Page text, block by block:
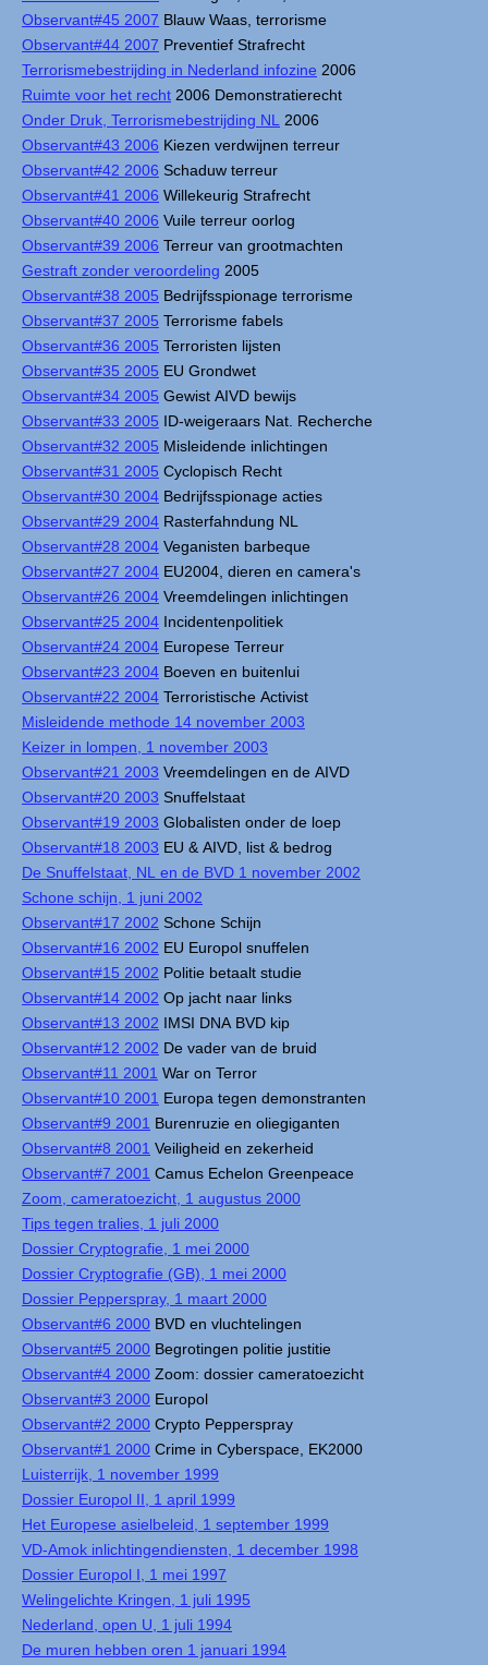
Observant#45 2007 Blauw Waas, terrorisme
Observant#44 2007 Preventief Strafrecht
Terrorismebestrijding in Nederland infozine 2006
Ruimte voor het recht 2006 Demonstratierecht
Onder Druk, Terrorismebestrijding NL
2006
Observant#43 2006 Kiezen verdwijnen terreur
Observant#42 2006 Schaduw terreur
Observant#41 2006 Willekeurig Strafrecht
Observant#40 2006 Vuile terreur oorlog
Observant#39 2006 Terreur van grootmachten
Gestraft zonder veroordeling 2005
Observant#38 2005 Bedrijfsspionage terrorisme
Observant#37 2005 Terrorisme fabels
Observant#36 2005 Terroristen lijsten
Observant#35 2005 EU Grondwet
Observant#34 2005 Gewist AIVD bewijs
Observant#33 2005 ID-weigeraars Nat. Recherche
Observant#32 2005 Misleidende inlichtingen
Observant#31 2005 Cyclopisch Recht
Observant#30 2004 Bedrijfsspionage acties
Observant#29 2004 Rasterfahndung NL
Observant#28 2004 Veganisten barbeque
Observant#27 2004 EU2004, dieren en camera's
Observant#26 2004 Vreemdelingen inlichtingen
Observant#25 2004 Incidentenpolitiek
Observant#24 2004 Europese Terreur
Observant#23 2004 Boeven en buitenlui
Observant#22 2004 Terroristische Activist
Misleidende methode 14 november 2003
Keizer in lompen, 1 november 2003
Observant#21 2003 Vreemdelingen en de AIVD
Observant#20 2003 Snuffelstaat
Observant#19 2003 Globalisten onder de loep
Observant#18 2003 EU & AIVD, list & bedrog
De Snuffelstaat, NL en de BVD 1 november 2002
Schone schijn, 1 juni 2002
Observant#17 2002 Schone Schijn
Observant#16 2002 EU Europol snuffelen
Observant#15 2002 Politie betaalt studie
Observant#14 2002 Op jacht naar links
Observant#13 2002 IMSI DNA BVD kip
Observant#12 2002 De vader van de bruid
Observant#11 2001 War on Terror
Observant#10 2001 Europa tegen demonstranten
Observant#9 2001 Burenruzie en oliegiganten
Observant#8 2001 Veiligheid en zekerheid
Observant#7 2001 Camus Echelon Greenpeace
Zoom, cameratoezicht, 1 augustus 2000
Tips tegen tralies, 1 juli 2000
Dossier Cryptografie, 1 mei 2000
Dossier Cryptografie (GB), 1 mei 2000
Dossier Pepperspray, 1 maart 2000
Observant#6 2000 BVD en vluchtelingen
Observant#5 2000 Begrotingen politie justitie
Observant#4 2000 Zoom: dossier cameratoezicht
Observant#3 2000 Europol
Observant#2 2000 Crypto Pepperspray
Observant#1 2000 Crime in Cyberspace, EK2000
Luisterrijk, 1 november 1999
Dossier Europol II, 1 april 1999
Het Europese asielbeleid, 1 september 1999
VD-Amok inlichtingendiensten, 1 december 1998
Dossier Europol I, 1 mei 1997
Welingelichte Kringen, 1 juli 1995
Nederland, open U, 1 juli 1994
De muren hebben oren 1 januari 1994